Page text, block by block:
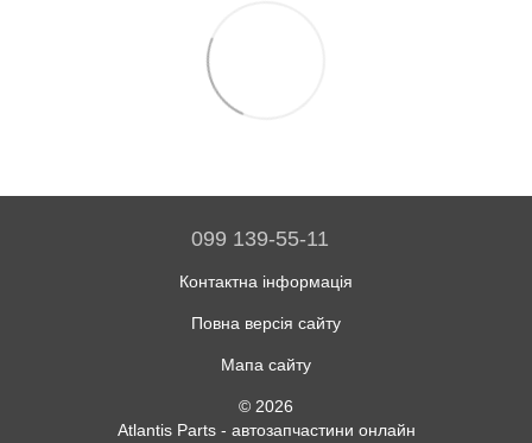
099 139-55-11
Контактна інформація
Повна версія сайту
Мапа сайту
© 2026
Atlantis Parts - автозапчастини онлайн